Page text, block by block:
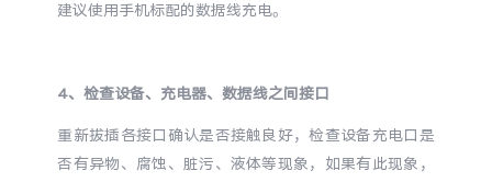
全部X机型 对比X机型
S20 Pro S20
iQOO 15 Ultra
建议使用手机标配的数据线充电。
4、检查设备、充电器、数据线之间接口
重新拔插各接口确认是否接触良好，检查设备充电口是
否有异物、腐蚀、脏污、液体等现象，如果有此现象，